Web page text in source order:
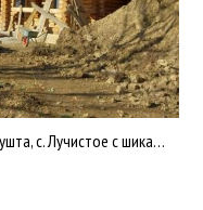
Продается дом 120 кв.м. в Крыму, г. Алушта, с. Лучистое с шикарным панорамным видом на море и горы. Поcтроeн и...